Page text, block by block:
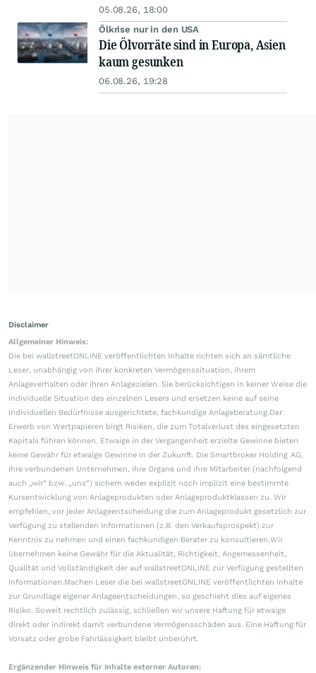
05.08.26, 18:00
Ölkrise nur in den USA
Die Ölvorräte sind in Europa, Asien
kaum gesunken
06.08.26, 19:28
Disclaimer
Allgemeiner Hinweis:
Die bei wallstreetONLINE veröffentlichten Inhalte richten sich an sämtliche
Leser, unabhängig von ihrer konkreten Vermögenssituation, ihrem
Anlageverhalten oder ihren Anlagezielen. Sie berücksichtigen in keiner Weise die
individuelle Situation des einzelnen Lesers und ersetzen keine auf seine
individuellen Bedürfnisse ausgerichtete, fachkundige Anlageberatung.Der
Erwerb von Wertpapieren birgt Risiken, die zum Totalverlust des eingesetzten
Kapitals führen können. Etwaige in der Vergangenheit erzielte Gewinne bieten
keine Gewähr für etwaige Gewinne in der Zukunft. Die Smartbroker Holding AG,
ihre verbundenen Unternehmen, ihre Organe und ihre Mitarbeiter (nachfolgend
auch „wir“ bzw. „uns“) sichern weder explizit noch implizit eine bestimmte
Kursentwicklung von Anlageprodukten oder Anlageproduktklassen zu. Wir
empfehlen, vor jeder Anlageentscheidung die zum Anlageprodukt gesetzlich zur
Verfügung zu stellenden Informationen (z.B. den Verkaufsprospekt) zur
Kenntnis zu nehmen und einen fachkundigen Berater zu konsultieren.Wir
übernehmen keine Gewähr für die Aktualität, Richtigkeit, Angemessenheit,
Qualität und Vollständigkeit der auf wallstreetONLINE zur Verfügung gestellten
Informationen.Machen Leser die bei wallstreetONLINE veröffentlichten Inhalte
zur Grundlage eigener Anlageentscheidungen, so geschieht dies auf eigenes
Risiko. Soweit rechtlich zulässig, schließen wir unsere Haftung für etwaige
direkt oder indirekt damit verbundene Vermögensschäden aus. Eine Haftung für
Vorsatz oder grobe Fahrlässigkeit bleibt unberührt.
Ergänzender Hinweis für Inhalte externer Autoren: